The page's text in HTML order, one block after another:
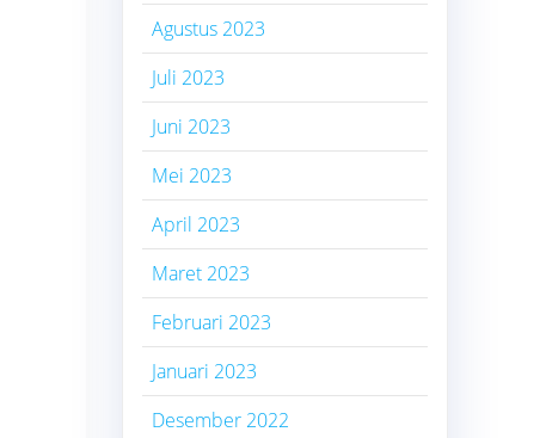
Agustus 2023
Juli 2023
Juni 2023
Mei 2023
April 2023
Maret 2023
Februari 2023
Januari 2023
Desember 2022